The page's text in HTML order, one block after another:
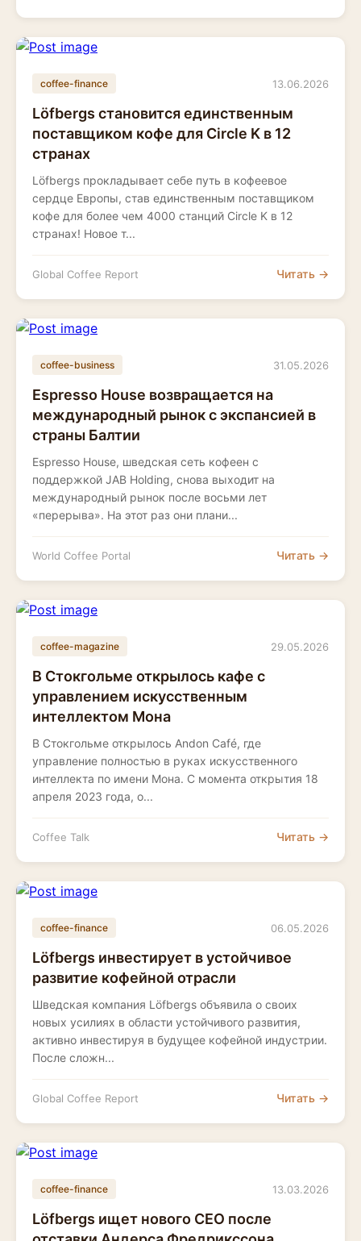
coffee-finance 13.06.2026
Löfbergs становится единственным
поставщиком кофе для Circle K в 12
странах
Löfbergs прокладывает себе путь в кофеевое
сердце Европы, став единственным поставщиком
кофе для более чем 4000 станций Circle K в 12
странах! Новое т...
Global Coffee Report Читать →
coffee-business 31.05.2026
Espresso House возвращается на
международный рынок с экспансией в
страны Балтии
Espresso House, шведская сеть кофеен с
поддержкой JAB Holding, снова выходит на
международный рынок после восьми лет
«перерыва». На этот раз они плани...
World Coffee Portal Читать →
coffee-magazine 29.05.2026
В Стокгольме открылось кафе с
управлением искусственным
интеллектом Мона
В Стокгольме открылось Andon Café, где
управление полностью в руках искусственного
интеллекта по имени Мона. С момента открытия 18
апреля 2023 года, о...
Coffee Talk Читать →
coffee-finance 06.05.2026
Löfbergs инвестирует в устойчивое
развитие кофейной отрасли
Шведская компания Löfbergs объявила о своих
новых усилиях в области устойчивого развития,
активно инвестируя в будущее кофейной индустрии.
После сложн...
Global Coffee Report Читать →
coffee-finance 13.03.2026
Löfbergs ищет нового CEO после